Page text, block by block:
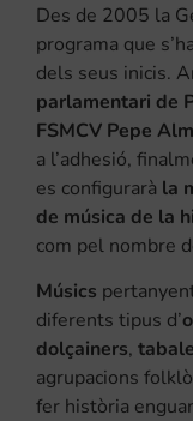
Des de 2005 la
programa que
dels seus inicis.
parlamentari de
FSMCV Pepe
a l’adhesió,
es configurarà la
de música de la
com pel nombre
Músics
diferents tipus d’
dolçainers,
agrupacions
fer història